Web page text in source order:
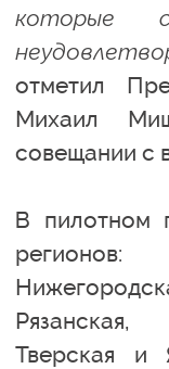
которые
отметил
Михаил
совещании с
В пилотном
регионов:
Рязанская,
Тверская и